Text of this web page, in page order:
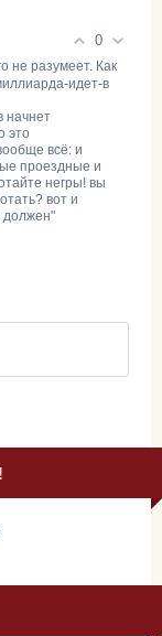
0
не разумеет. Как
идет-в
начнет
это
всё: и
проездные и
негры! вы
вот и
должен"